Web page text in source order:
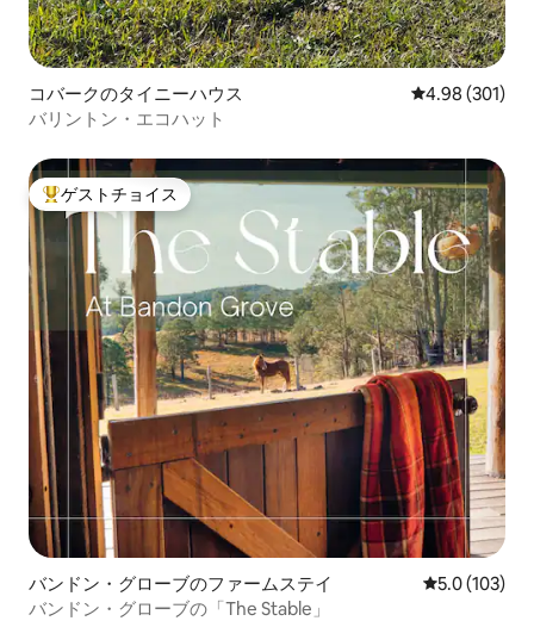
コバークのタイニーハウス レビュー301
4.98 (301)
バリントン・エコハット
大好評のゲストチョイスです。
ゲストチョイス
バンドン・グローブのファームステイ レビュー103
5.0 (103)
バンドン・グローブの「The Stable」